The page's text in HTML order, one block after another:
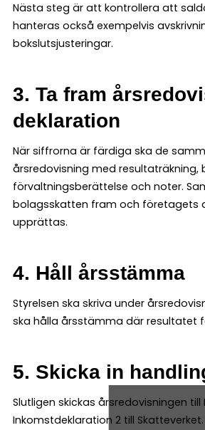
Nästa steg är att kontrollera att
hanteras också exempelvis
bokslutsjusteringar.
3. Ta fram
deklaration
När siffrorna är färdiga ska de
årsredovisning med resultaträkning,
förvaltningsberättelse och noter.
bolagsskatten fram och företagets
upprättas.
4. Håll årsstämma
Styrelsen ska skriva under
ska hålla årsstämma där resultatet
5. Skicka in
Slutligen skickas årsredovisningen
Inkomstdeklaration 2 till